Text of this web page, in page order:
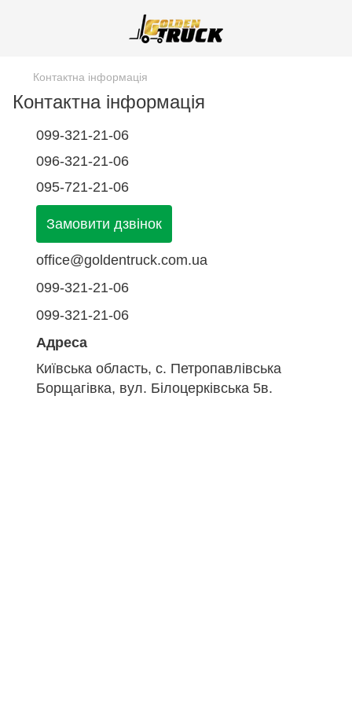
Контактна інформація
Контактна інформація
099-321-21-06
096-321-21-06
095-721-21-06
Замовити дзвінок
office@goldentruck.com.ua
099-321-21-06
099-321-21-06
Адреса
Київська область, с. Петропавлівська
Борщагівка, вул. Білоцерківська 5в.